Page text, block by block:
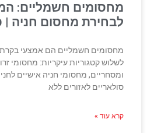
מחסומים חשמליים:
לבחירת מחסום חניה |
מחסומים חשמליים הם אמצעי בקרת
לשלוש קטגוריות עיקריות: מחסומי
ומסחריים, מחסומי חניה אישיים
סולאריים לאזורים ללא
קרא עוד »